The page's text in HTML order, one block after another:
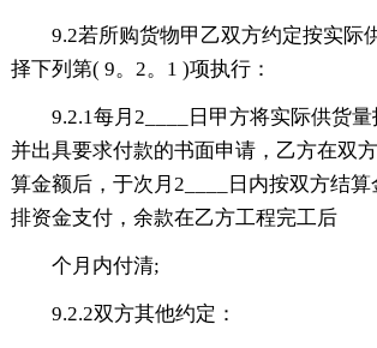
9.2若所购货物甲乙双方约定按实际
择下列第( 9。2。1 )项执行：
9.2.1每月2____日甲方将实际供货量
并出具要求付款的书面申请，乙方在双
算金额后，于次月2____日内按双方结算
排资金支付，余款在乙方工程完工后
个月内付清;
9.2.2双方其他约定：